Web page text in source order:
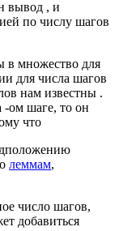
вывод , и
по числу шагов
в множество для
для числа шагов
нам известны .
-ом шаге, то он
что
леммам,
число шагов,
добавиться